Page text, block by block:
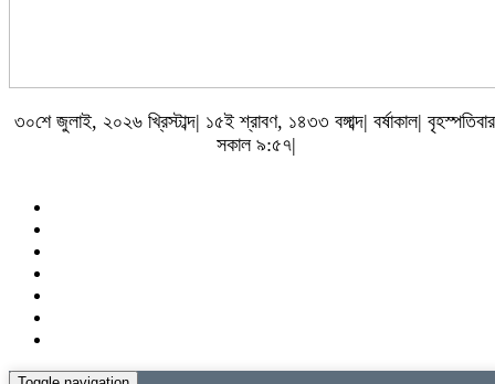
৩০শে জুলাই, ২০২৬ খ্রিস্টাব্দ| ১৫ই শ্রাবণ, ১৪৩৩ বঙ্গাব্দ| বর্ষাকাল|
সকাল ৯:৫৭|